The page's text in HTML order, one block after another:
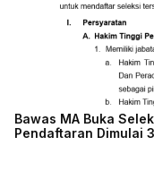
Bawas MA Buka
Pendaftaran Dimulai